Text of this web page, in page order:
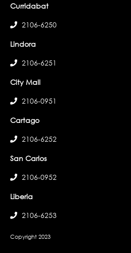
Curridabat
2106-6250
Lindora
2106-6251
City Mall
2106-0951
Cartago
2106-6252
San Carlos
2106-0952
Liberia
2106-6253
Copyright 2023